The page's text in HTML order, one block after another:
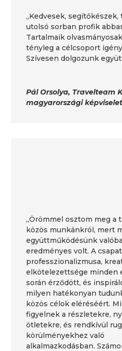
„Kedvesek,
utolsó sorban profik
Tartalmaik
tényleg a célcsoport
Szívesen dolgozunk
Pál Orsolya, Travelteam
magyarországi
„Örömmel osztom meg a
közös munkánkról, mert
együttműködésünk
eredményes volt. A csapat
professzionalizmusa,
elkötelezettsége minden
során érződött, és
milyen hatékonyan
közös célok eléréséért.
figyelnek a részletekre,
ötletekre, és rendkívül
körülményekhez való
alkalmazkodásban.